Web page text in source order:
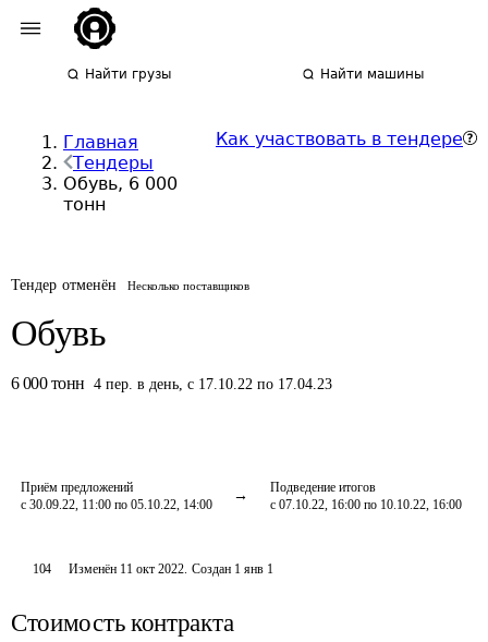
Найти грузы Найти машины
Главная
Тендеры
Обувь, 6 000
тонн
Как участвовать в тендере
Тендер отменён Несколько поставщиков
Обувь
6 000 тонн 4 пер. в день, с 17.10.22 по 17.04.23
Приём предложений
с 30.09.22, 11:00 по 05.10.22, 14:00
Подведение итогов
с 07.10.22, 16:00 по 10.10.22, 16:00
104 Изменён 11 окт 2022. Создан 1 янв 1
Стоимость контракта